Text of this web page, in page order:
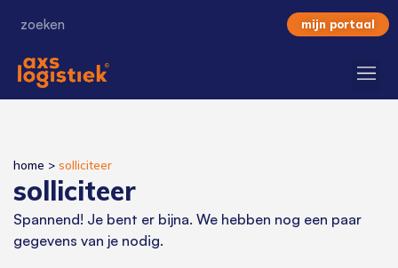
mijn portaal
home > solliciteer
solliciteer
Spannend! Je bent er bijna. We hebben nog een paar
gegevens van je nodig.